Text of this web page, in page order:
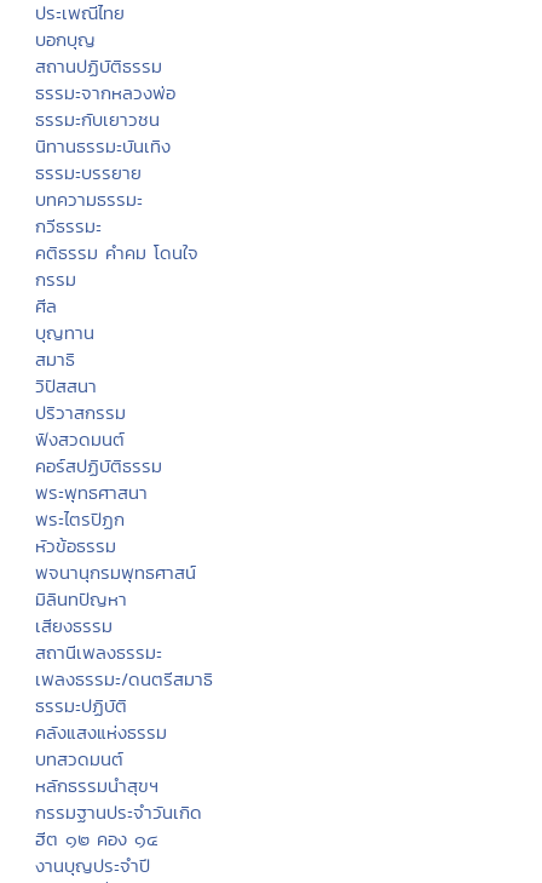
หน้าแรก
ทีมงานธรรมะไทย
แผนผังเว็บไซต์
ค้นหาข้อมูล
ติดต่อธรรมะไทย
สมุดเยี่ยม
เครือข่ายธรรมะ
สัญลักษณ์ไทย
มุมสมาชิกธรรมะไทย
Donation
เทศกาลงานวัดช่วยชาติ
การเผยแผ่ศาสนา
ประเพณีไทย
บอกบุญ
สถานปฏิบัติธรรม
ธรรมะจากหลวงพ่อ
ธรรมะกับเยาวชน
นิทานธรรมะบันเทิง
ธรรมะบรรยาย
บทความธรรมะ
กวีธรรมะ
คติธรรม คำคม โดนใจ
กรรม
ศีล
บุญทาน
สมาธิ
วิปัสสนา
ปริวาสกรรม
ฟังสวดมนต์
คอร์สปฏิบัติธรรม
พระพุทธศาสนา
พระไตรปิฏก
หัวข้อธรรม